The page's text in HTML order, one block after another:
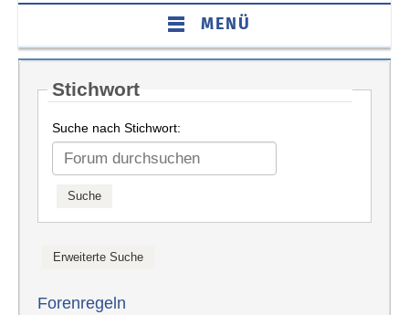
MENÜ
Stichwort
Suche nach Stichwort:
Forenregeln